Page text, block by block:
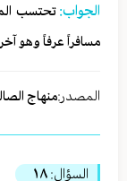
الجواب:تحتسب
مسافراً عرفاً وهو آخر
المصدر:منهاج
السؤال: ١٨